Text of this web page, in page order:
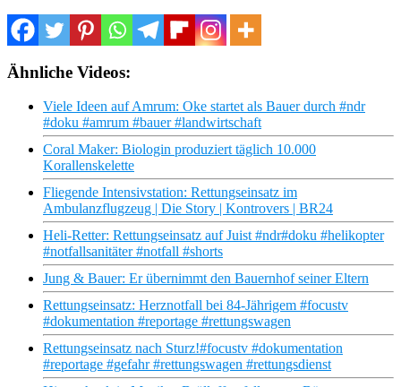
Ähnliche Videos:
Viele Ideen auf Amrum: Oke startet als Bauer durch #ndr
#doku #amrum #bauer #landwirtschaft
Coral Maker: Biologin produziert täglich 10.000
Korallenskelette
Fliegende Intensivstation: Rettungseinsatz im
Ambulanzflugzeug | Die Story | Kontrovers | BR24
Heli-Retter: Rettungseinsatz auf Juist #ndr#doku #helikopter
#notfallsanitäter #notfall #shorts
Jung & Bauer: Er übernimmt den Bauernhof seiner Eltern
Rettungseinsatz: Herznotfall bei 84-Jährigem #focustv
#dokumentation #reportage #rettungswagen
Rettungseinsatz nach Sturz!#focustv #dokumentation
#reportage #gefahr #rettungswagen #rettungsdienst